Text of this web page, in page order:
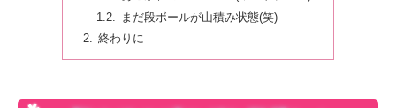
まだ段ボールが山積み状態(笑)
終わりに